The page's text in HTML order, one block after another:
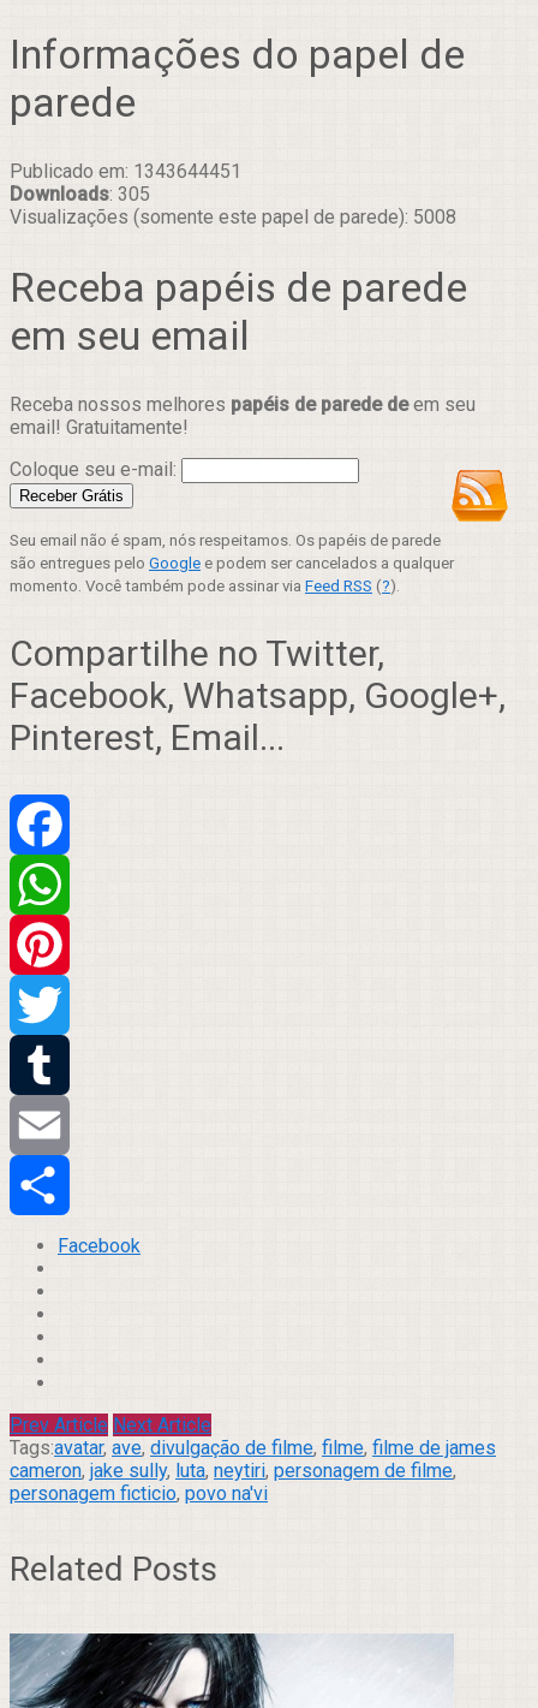
Informações do papel de
parede
Publicado em: 1343644451
Downloads: 305
Visualizações (somente este papel de parede): 5008
Receba papéis de parede
em seu email
Receba nossos melhores papéis de parede deem seu
email! Gratuitamente!
Coloque seu e-mail:
Seu email não é spam, nós respeitamos. Os papéis de parede
são entregues pelo Google e podem ser cancelados a qualquer
momento. Você também pode assinar via Feed RSS (?).
Compartilhe no Twitter,
Facebook, Whatsapp, Google+,
Pinterest, Email...
Facebook
WhatsApp
Pinterest
Twitter
Tumblr
Email
Compartilhar
Facebook
Prev Article Next Article
Tags:avatar, ave, divulgação de filme, filme, filme de james
cameron, jake sully, luta, neytiri, personagem de filme,
personagem ficticio, povo na'vi
Related Posts